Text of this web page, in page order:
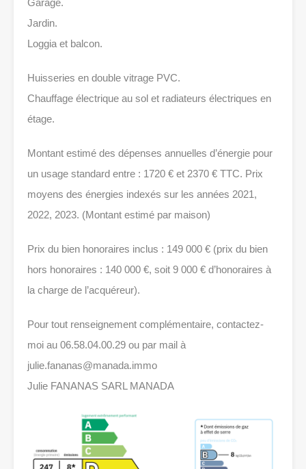
Garage.
Jardin.
Loggia et balcon.
Huisseries en double vitrage PVC.
Chauffage électrique au sol et radiateurs électriques en
étage.
Montant estimé des dépenses annuelles d’énergie pour
un usage standard entre : 1720 € et 2370 € TTC. Prix
moyens des énergies indexés sur les années 2021,
2022, 2023. (Montant estimé par maison)
Prix du bien honoraires inclus : 149 000 € (prix du bien
hors honoraires : 140 000 €, soit 9 000 € d’honoraires à
la charge de l’acquéreur).
Pour tout renseignement complémentaire, contactez-
moi au 06.58.04.00.29 ou par mail à
julie.fananas@manada.immo
Julie FANANAS SARL MANADA